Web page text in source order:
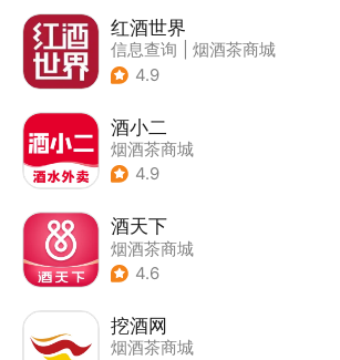
红酒世界
信息查询
烟酒茶商城
4.9
酒小二
烟酒茶商城
4.9
酒天下
烟酒茶商城
4.6
挖酒网
烟酒茶商城